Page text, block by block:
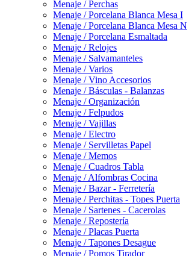
Menaje / Perchas
Menaje / Porcelana Blanca Mesa I
Menaje / Porcelana Blanca Mesa N
Menaje / Porcelana Esmaltada
Menaje / Relojes
Menaje / Salvamanteles
Menaje / Varios
Menaje / Vino Accesorios
Menaje / Básculas - Balanzas
Menaje / Organización
Menaje / Felpudos
Menaje / Vajillas
Menaje / Electro
Menaje / Servilletas Papel
Menaje / Memos
Menaje / Cuadros Tabla
Menaje / Alfombras Cocina
Menaje / Bazar - Ferretería
Menaje / Perchitas - Topes Puerta
Menaje / Sartenes - Cacerolas
Menaje / Repostería
Menaje / Placas Puerta
Menaje / Tapones Desague
Menaje / Pomos Tirador